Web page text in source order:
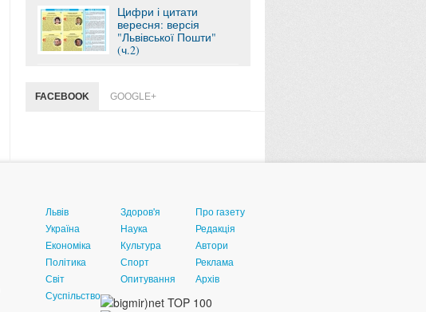
Цифри і цитати
вересня: версія
"Львівської Пошти"
(ч.2)
FACEBOOK GOOGLE+
Львів
Україна
Економіка
Політика
Світ
Суспільство
Здоров'я
Наука
Культура
Спорт
Опитування
Про газету
Редакція
Автори
Реклама
Архів